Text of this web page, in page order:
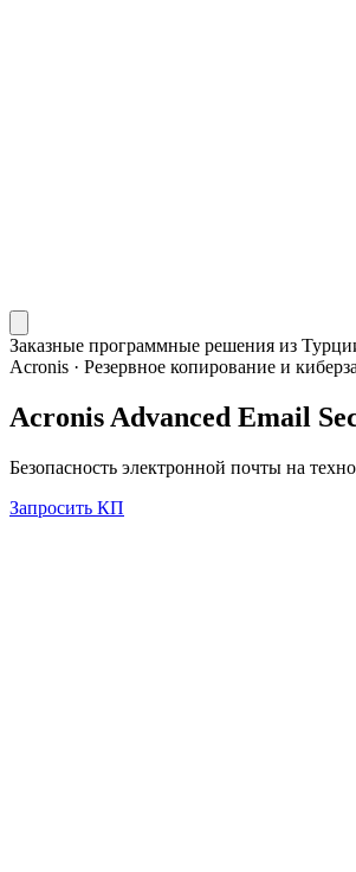
Заказные программные решения из
Acronis · Резервное копирование и
Acronis Advanced Email
Безопасность электронной почты на
Запросить КП